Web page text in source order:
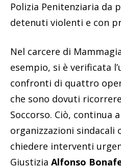
Polizia Penitenziaria da
detenuti violenti e con
Nel carcere di
esempio, si è verificata
confronti di quattro
che sono dovuti
Soccorso. Ciò, continua
organizzazioni sindacali
chiedere interventi
Giustizia Alfonso